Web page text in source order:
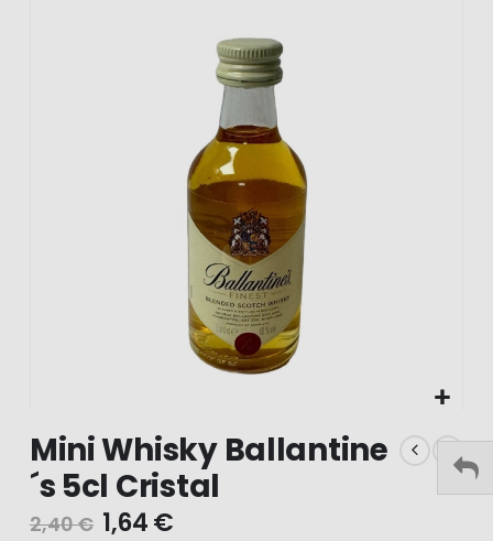
Mini Whisky Ballantine
´s 5cl Cristal
2,40 € 1,64 €